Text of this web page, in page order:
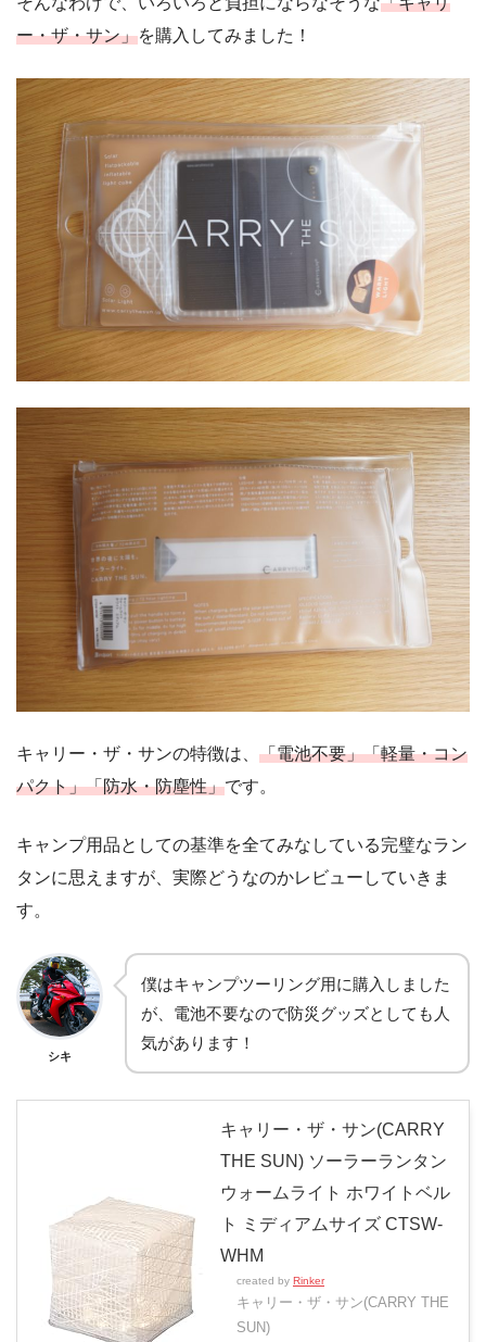
ー・ザ・サン」を購入してみました！
キャリー・ザ・サンの特徴は、 「電池不要」「軽量・コン
パクト」「防水・防塵性」です。
キャンプ用品としての基準を全てみなしている完璧なラン
タンに思えますが、実際どうなのかレビューしていきま
す。
シキ
僕はキャンプツーリング用に購入しました
が、電池不要なので防災グッズとしても人
気があります！
キャリー・ザ・サン(CARRY
THE SUN) ソーラーランタン
ウォームライト ホワイトベル
ト ミディアムサイズ CTSW-
WHM
created by Rinker
キャリー・ザ・サン(CARRY THE
SUN)